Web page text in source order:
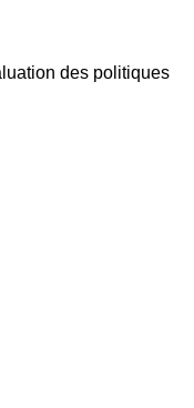
des politiques